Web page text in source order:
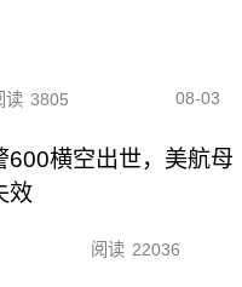
读 3805 08-03
600横空出世，美航母
效
阅读 22036